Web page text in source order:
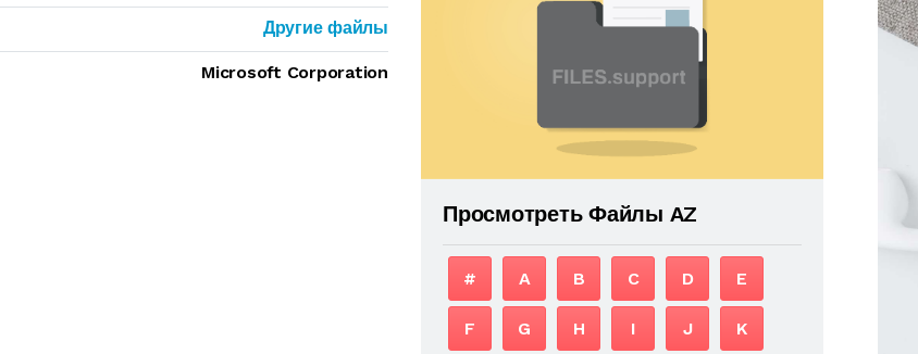
Другие файлы
Microsoft Corporation
Просмотреть Файлы AZ
# A B C D E
F G H I J K